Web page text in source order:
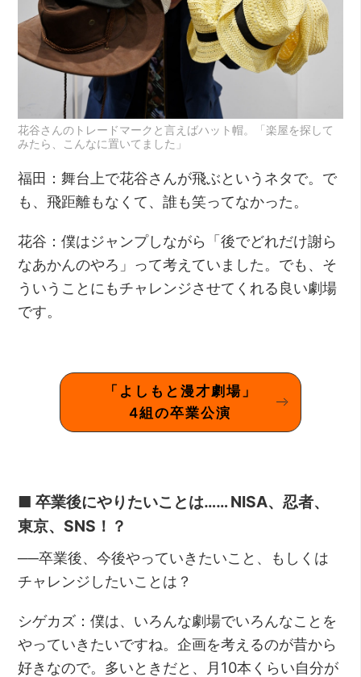
花谷さんのトレードマークと言えばハット帽。「楽屋を探して
みたら、こんなに置いてました」
福田：舞台上で花谷さんが飛ぶというネタで。で
も、飛距離もなくて、誰も笑ってなかった。
花谷：僕はジャンプしながら「後でどれだけ謝ら
なあかんのやろ」って考えていました。でも、そ
ういうことにもチャレンジさせてくれる良い劇場
です。
「よしもと漫才劇場」
4組の卒業公演
■ 卒業後にやりたいことは…… NISA、忍者、
東京、SNS！？
──卒業後、今後やっていきたいこと、もしくは
チャレンジしたいことは？
シゲカズ：僕は、いろんな劇場でいろんなことを
やっていきたいですね。企画を考えるのが昔から
好きなので。多いときだと、月10本くらい自分が